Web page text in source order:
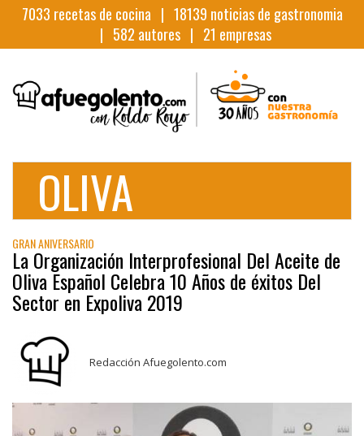
7033 recetas de cocina | 18139 noticias de gastronomia
| 582 autores | 21 empresas
OLIVA
GRAN ANIVERSARIO
La Organización Interprofesional Del Aceite de
Oliva Español Celebra 10 Años de éxitos Del
Sector en Expoliva 2019
Redacción Afuegolento.com